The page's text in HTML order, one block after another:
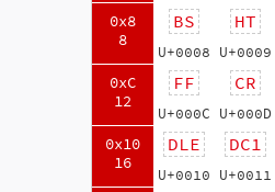
0x8
8
0xC
12
0x10
16
BS
U+0008
HT
U+0009
FF
U+000C
CR
U+000D
DLE
U+0010
DC1
U+0011